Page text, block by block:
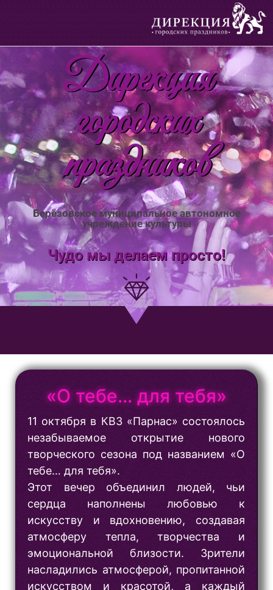
Дирекция
городских
праздников
Берёзовское муниципальное автономное
учреждение культуры
Чудо мы делаем просто!
«О тебе… для тебя»
11 октября в КВЗ «Парнас» состоялось
незабываемое открытие нового
творческого сезона под названием «О
тебе… для тебя».
Этот вечер объединил людей, чьи
сердца наполнены любовью к
искусству и вдохновению, создавая
атмосферу тепла, творчества и
эмоциональной близости. Зрители
насладились атмосферой, пропитанной
искусством и красотой, а каждый